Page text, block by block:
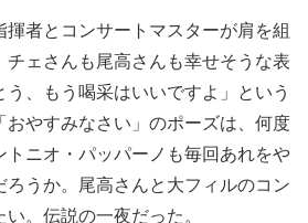
揮者とコンサートマスターが肩を組
チェさんも尾高さんも幸せそうな表
、もう喝采はいいですよ」という
おやすみなさい」のポーズは、何度
トニオ・パッパーノも毎回あれをや
ろうか。尾高さんと大フィルのコン
。伝説の一夜だった。